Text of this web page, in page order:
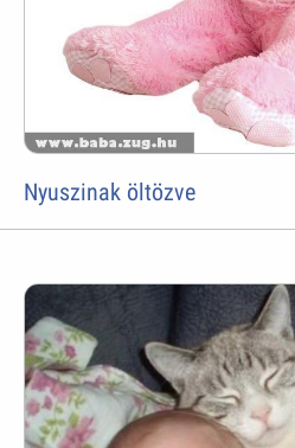
Nyuszinak öltözve